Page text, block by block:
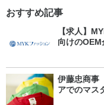
おすすめ記事
【求人】
向けの
伊藤忠商事
アでのマス